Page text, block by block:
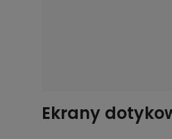
Ekrany